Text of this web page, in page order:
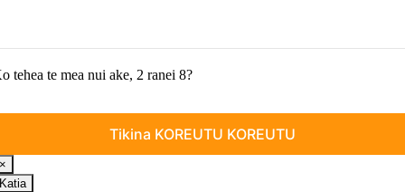
tehea te mea nui ake, 2 ranei 8?
×
Katia